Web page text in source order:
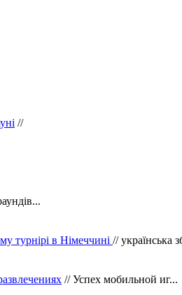
//
турнірі в Німеччині // українська
// Успех мобильной иг...